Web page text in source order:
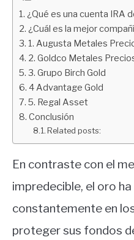
¿Qué es una cuenta IRA
¿Cuál es la mejor
1. Augusta Metales
2. Goldco Metales
3. Grupo Birch Gold
4 Advantage Gold
5. Regal Asset
Conclusión
Related posts:
En contraste con el
impredecible, el oro
constantemente en
proteger sus fondos